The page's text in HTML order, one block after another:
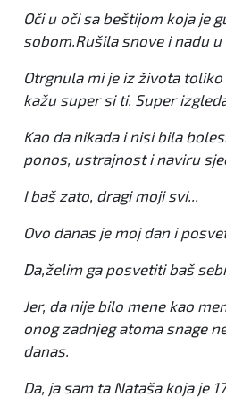
Oči u oči sa beštijom koja je
sobom.Rušila snove i nadu u
Otrgnula mi je iz života
kažu super si ti. Super
Kao da nikada i nisi bila
ponos, ustrajnost i naviru
I baš zato, dragi moji svi...
Ovo danas je moj dan i
Da,želim ga posvetiti baš
Jer, da nije bilo mene kao
onog zadnjeg atoma snage
danas.
Da, ja sam ta Nataša koja je